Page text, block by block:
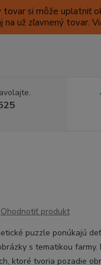
si môže uplatniť
na už zľavnený tovar.
Ohodnotiť produkt
puzzle ponúkajú
s tematikou
ktoré tvoria pozadie